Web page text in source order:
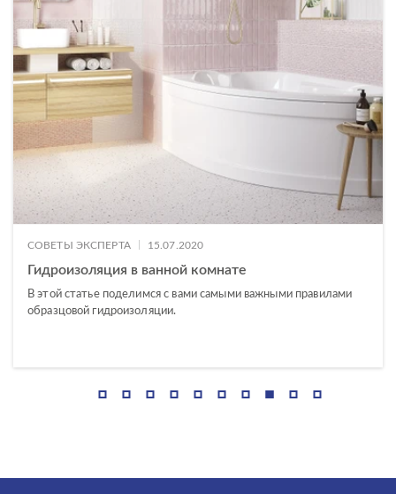
ELIO
TRENTO
CARINA
CITY
COLOUR
DELFI
GRANTA
PARVA
МАТЕРИАЛ
термопласт
СОВЕТЫ ЭКСПЕРТА 15.07.2020
Гидроизоляция в ванной комнате
В этой статье поделимся с вами самыми важными правилами
образцовой гидроизоляции.